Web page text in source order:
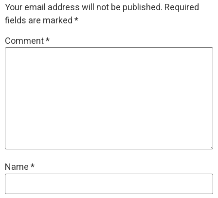
Your email address will not be published. Required
fields are marked*
Comment*
Name*